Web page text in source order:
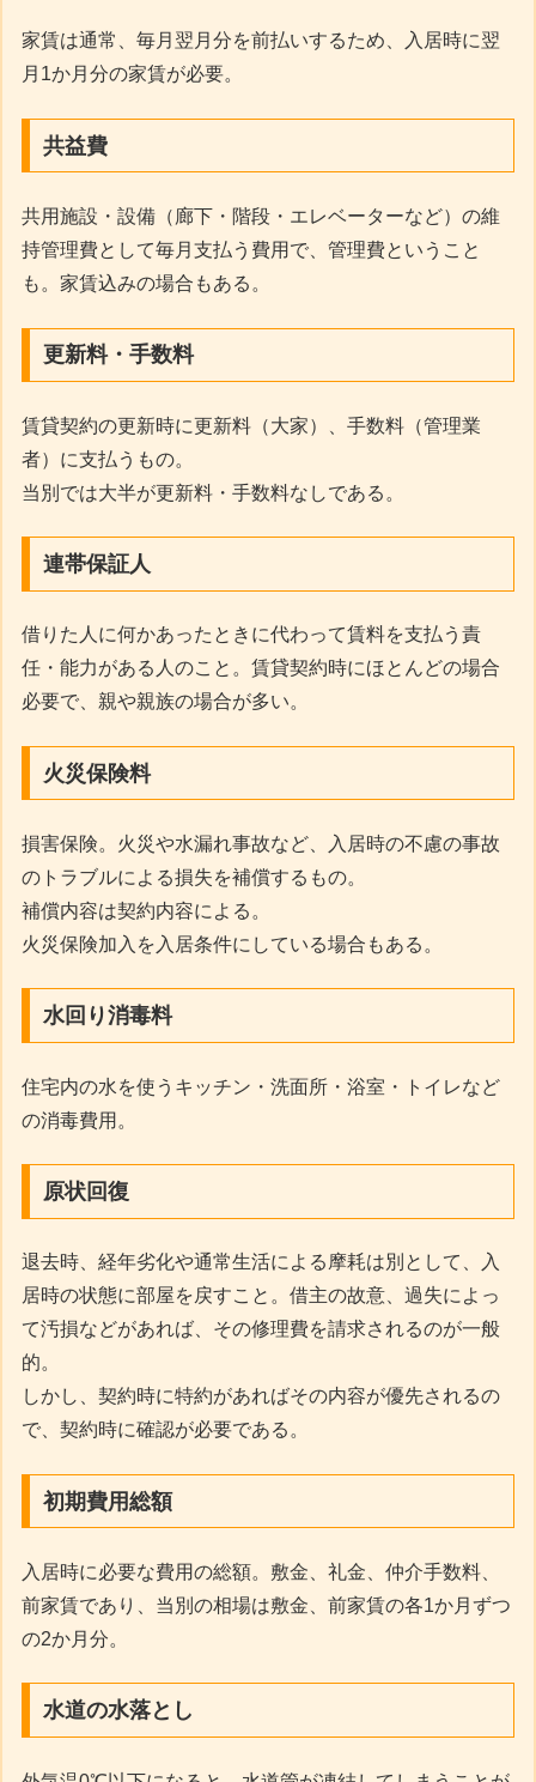
家賃は通常、毎月翌月分を前払いするため、入居時に翌
月1か月分の家賃が必要。
共益費
共用施設・設備（廊下・階段・エレベーターなど）の維
持管理費として毎月支払う費用で、管理費ということ
も。家賃込みの場合もある。
更新料・手数料
賃貸契約の更新時に更新料（大家）、手数料（管理業
者）に支払うもの。
当別では大半が更新料・手数料なしである。
連帯保証人
借りた人に何かあったときに代わって賃料を支払う責
任・能力がある人のこと。賃貸契約時にほとんどの場合
必要で、親や親族の場合が多い。
火災保険料
損害保険。火災や水漏れ事故など、入居時の不慮の事故
のトラブルによる損失を補償するもの。
補償内容は契約内容による。
火災保険加入を入居条件にしている場合もある。
水回り消毒料
住宅内の水を使うキッチン・洗面所・浴室・トイレなど
の消毒費用。
原状回復
退去時、経年劣化や通常生活による摩耗は別として、入
居時の状態に部屋を戻すこと。借主の故意、過失によっ
て汚損などがあれば、その修理費を請求されるのが一般
的。
しかし、契約時に特約があればその内容が優先されるの
で、契約時に確認が必要である。
初期費用総額
入居時に必要な費用の総額。敷金、礼金、仲介手数料、
前家賃であり、当別の相場は敷金、前家賃の各1か月ずつ
の2か月分。
水道の水落とし